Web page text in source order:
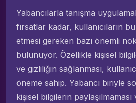
Yabancılarla tanışma
fırsatlar kadar, kullanıcıların
etmesi gereken bazı önemli
bulunuyor. Özellikle kişisel
ve gizliliğin sağlanması,
öneme sahip. Yabancı biriyle
kişisel bilgilerin paylaşılmaması